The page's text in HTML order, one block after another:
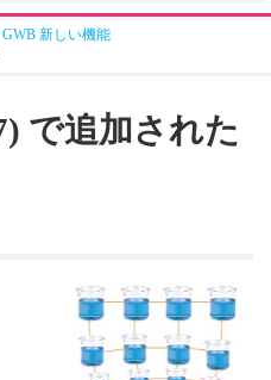
GWB 新しい機能
で追加された